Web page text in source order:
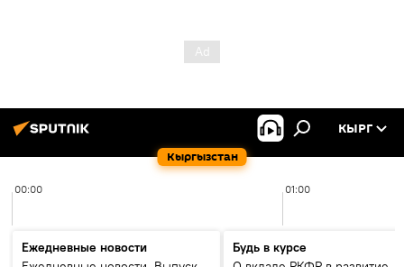
Кыргызстан
КЫРГ
00:00 01:00
Ежедневные новости
Будь в курсе